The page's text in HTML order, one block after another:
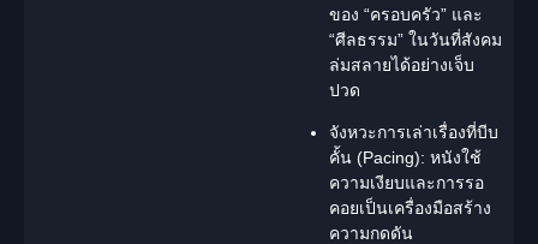
ของ “ครอบครัว” และ
“ศีลธรรม” ในวันที่สังคม
ล่มสลายได้อย่างเจ็บ
ปวด
จังหวะการเล่าเรื่องที่บีบ
คั้น (Pacing): หนังใช้
ความเงียบและการรอ
คอยเป็นเครื่องมือสร้าง
ความกดดัน